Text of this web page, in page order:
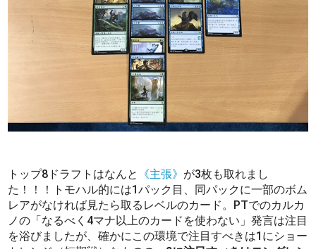
トップ8ドラフトはなんと 《主張》 が3枚も取れまし
た！！！トモハル的には1パック目、同パックに一部のボム
レアがなければ見たら取るレベルのカード。PTでのカルカ
ノの「なるべく4マナ以上のカードを使わない」発言は注目
を浴びましたが、確かにこの環境で注目すべきは1にショー